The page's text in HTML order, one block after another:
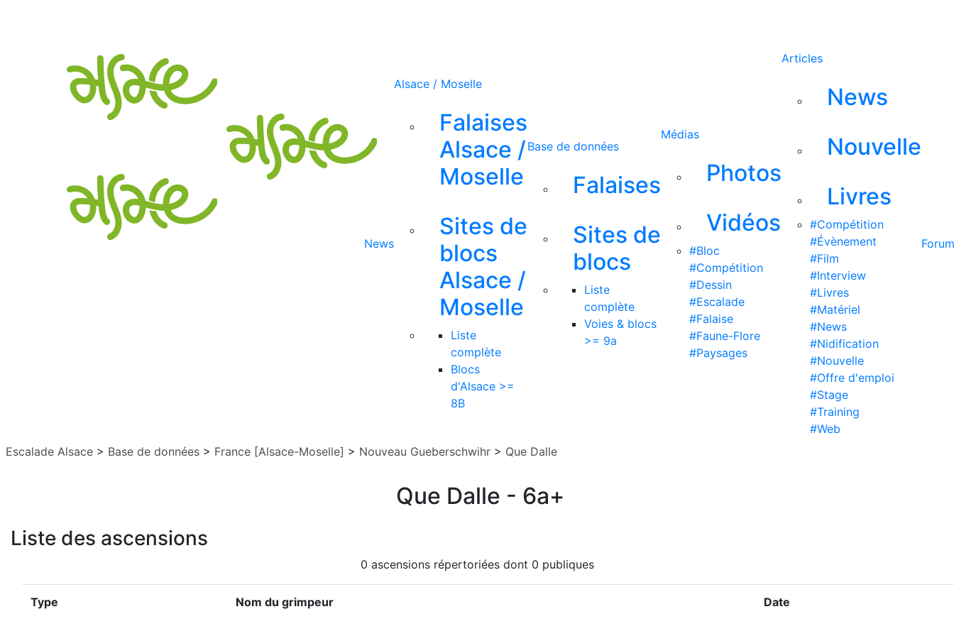
News
Alsace / Moselle
Falaises
Alsace /
Moselle
Sites de
blocs
Alsace /
Moselle
Liste
complète
Blocs
d'Alsace >=
8B
Base de données
Falaises
Sites de
blocs
Liste
complète
Voies & blocs
>= 9a
Médias
Photos
Vidéos
#Bloc
#Compétition
#Dessin
#Escalade
#Falaise
#Faune-Flore
#Paysages
Articles
News
Nouvelle
Livres
#Compétition
#Évènement
#Film
#Interview
#Livres
#Matériel
#News
#Nidification
#Nouvelle
#Offre d'emploi
#Stage
#Training
#Web
Forum
Escalade Alsace > Base de données > France [Alsace-Moselle] > Nouveau Gueberschwihr > Que Dalle
Que Dalle - 6a+
Liste des ascensions
0 ascensions répertoriées dont 0 publiques
Type Nom du grimpeur Date